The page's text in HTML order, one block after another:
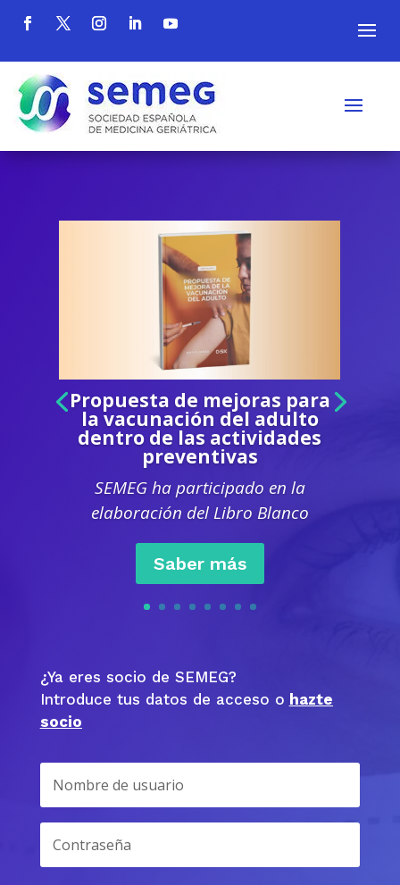
Propuesta de mejoras para
la vacunación del adulto
dentro de las actividades
preventivas
SEMEG ha participado en la
elaboración del Libro Blanco
Saber más
¿Ya eres socio de SEMEG?
Introduce tus datos de acceso o hazte
socio